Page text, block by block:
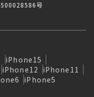
号
iPhone15
iPhone12 iPhone11
iPhone5